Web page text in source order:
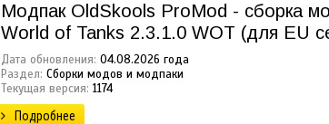
Модпак OldSkools ProMod - сборка
World of Tanks 2.3.1.0 WOT (для EU
Дата обновления: 04.08.2026 года
Раздел: Сборки модов и модпаки
Текущая версия: 1174
Подробнее